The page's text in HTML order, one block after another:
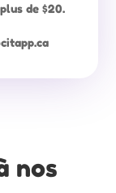
de $20.
nos